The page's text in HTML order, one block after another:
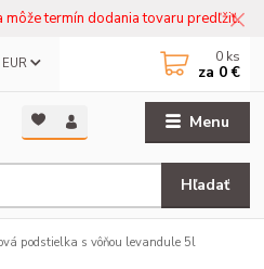
termín dodania tovaru predľžiť.
Menu
EUR
Hľadať
0 ks
za 0 €
podstielka s vôňou levandule 5l